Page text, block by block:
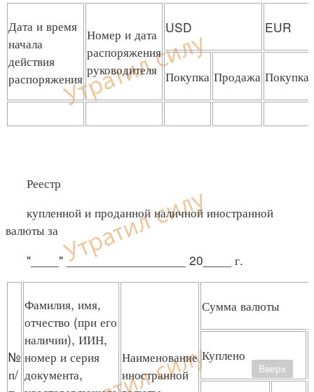
Дата и время
начала
действия
распоряжения
Номер и дата
распоряжения
руководителя
USD EUR
Покупка Продажа Покупка
Реестр
купленной и проданной наличной иностранной
валюты за
"____" _________________ 20____ г.
№
п/
Фамилия, имя,
отчество (при его
наличии), ИИН,
номер и серия
документа,
Наименование
иностранной
Сумма валюты
Куплено
Вверх